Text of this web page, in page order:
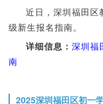
近日，深圳福田
级新生报名指南。
详细信息： 深圳福
南
2025深圳福田区初一